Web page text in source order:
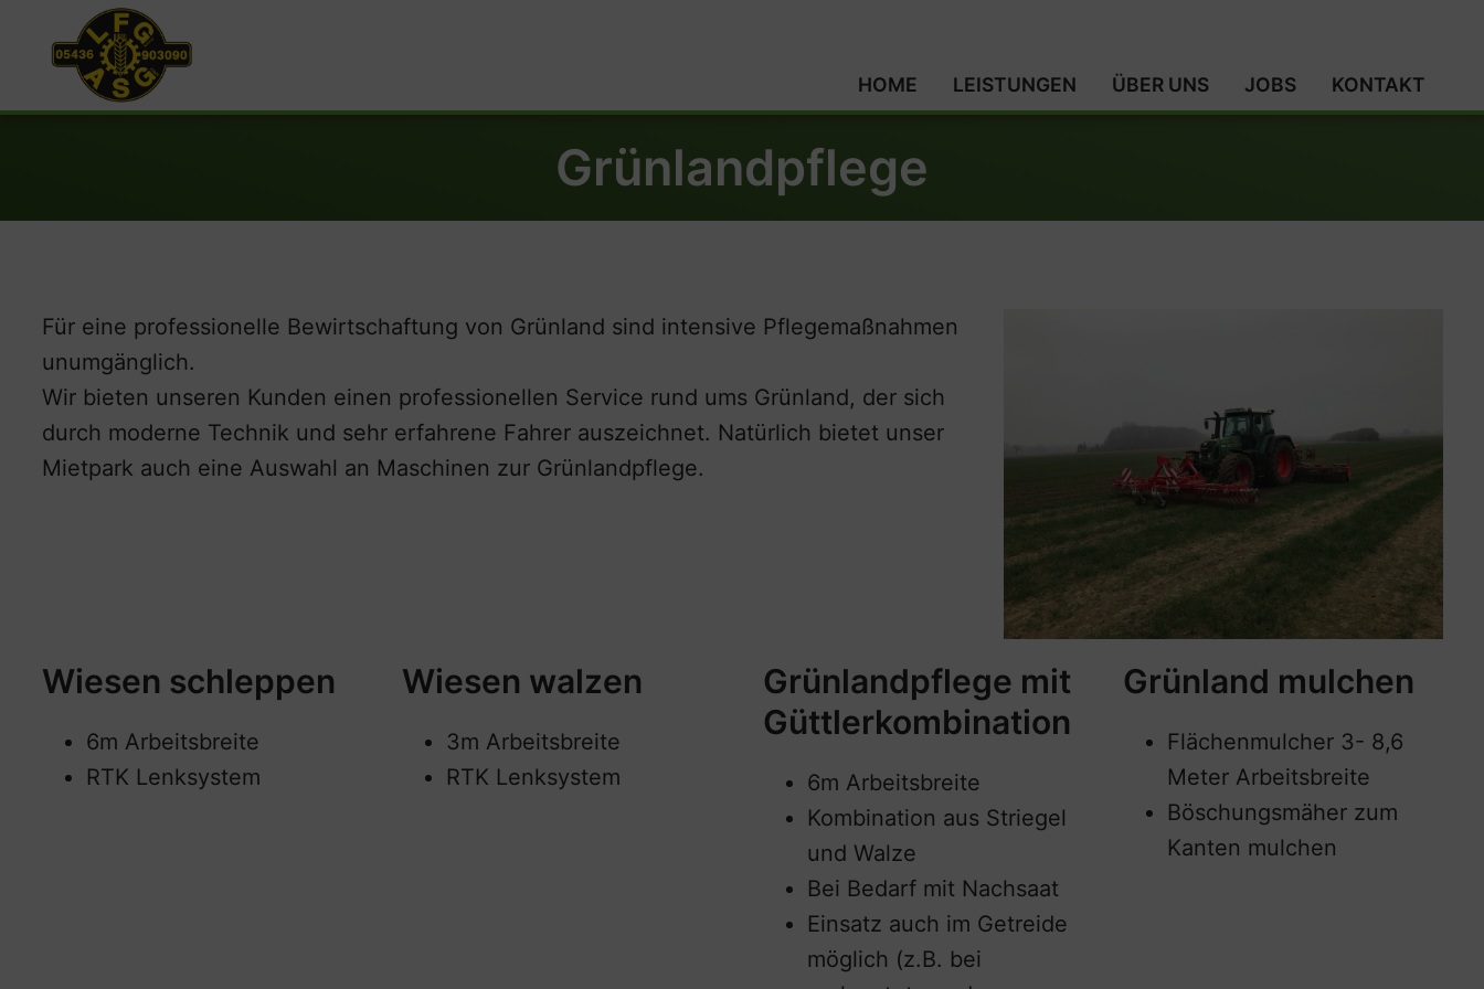
HOME LEISTUNGEN ÜBER UNS JOBS KONTAKT
Grünlandpflege
Für eine professionelle Bewirtschaftung von Grünland sind intensive Pflegemaßnahmen
unumgänglich.
Wir bieten unseren Kunden einen professionellen Service rund ums Grünland, der sich
durch moderne Technik und sehr erfahrene Fahrer auszeichnet. Natürlich bietet unser
Mietpark auch eine Auswahl an Maschinen zur Grünlandpflege.
Wiesen schleppen
6m Arbeitsbreite
RTK Lenksystem
Wiesen walzen
3m Arbeitsbreite
RTK Lenksystem
Grünlandpflege mit
Güttlerkombination
6m Arbeitsbreite
Kombination aus Striegel
und Walze
Bei Bedarf mit Nachsaat
Einsatz auch im Getreide
möglich (z.B. bei
Grünland mulchen
Flächenmulcher 3- 8,6
Meter Arbeitsbreite
Böschungsmäher zum
Kanten mulchen